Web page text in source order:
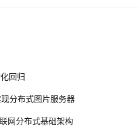
讲解
搭建Qt开发matlib环
文带注释2w字教程)——
回归
分布式图片服务器
网分布式基础架构